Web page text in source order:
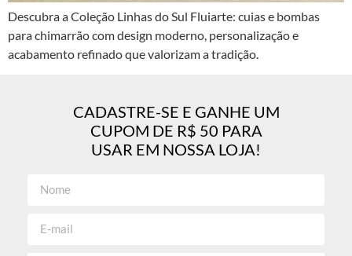
Descubra a Coleção Linhas do Sul Fluiarte: cuias e bombas
para chimarrão com design moderno, personalização e
acabamento refinado que valorizam a tradição.
CADASTRE-SE E GANHE UM
CUPOM DE R$ 50 PARA
USAR EM NOSSA LOJA!